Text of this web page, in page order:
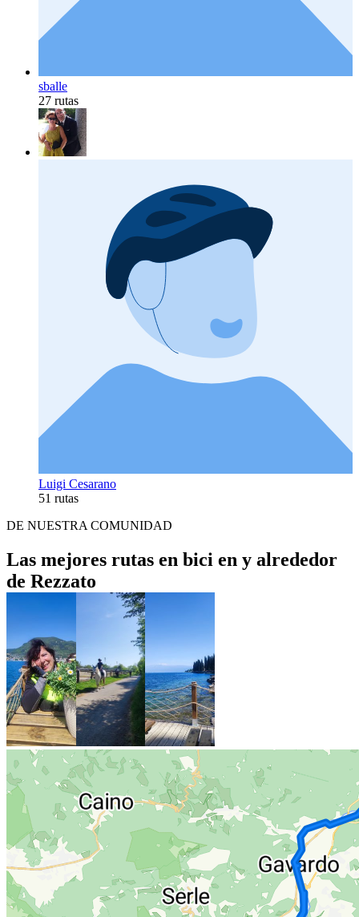
sballe
27 rutas
Luigi Cesarano
51 rutas
DE NUESTRA COMUNIDAD
Las mejores rutas en bici en y alrededor
de Rezzato